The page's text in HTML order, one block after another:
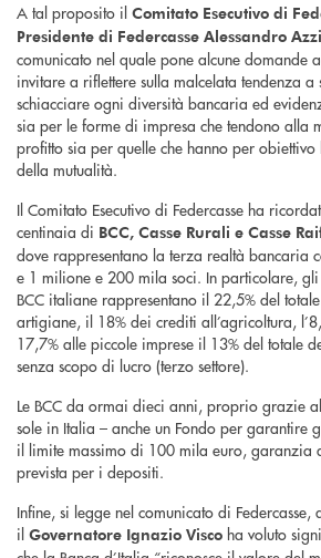
A tal proposito il Comitato Esecutivo di
Presidente di Federcasse Alessandro Azzi
comunicato nel quale pone alcune domande
invitare a riflettere sulla malcelata tendenza a
schiacciare ogni diversità bancaria ed
sia per le forme di impresa che tendono alla
profitto sia per quelle che hanno per
della mutualità.
Il Comitato Esecutivo di Federcasse ha
centinaia di BCC, Casse Rurali e Casse
dove rappresentano la terza realtà bancaria
e 1 milione e 200 mila soci. In particolare,
BCC italiane rappresentano il 22,5% del
artigiane, il 18% dei crediti all’agricoltura,
17,7% alle piccole imprese il 13% del totale
senza scopo di lucro (terzo settore).
Le BCC da ormai dieci anni, proprio grazie
sole in Italia – anche un Fondo per garantire
il limite massimo di 100 mila euro, garanzia
prevista per i depositi.
Infine, si legge nel comunicato di Federcasse,
il Governatore Ignazio Visco ha voluto